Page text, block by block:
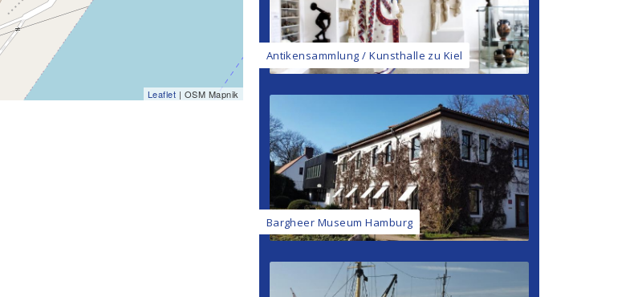
Leaflet | OSM Mapnik
Antikensammlung / Kunsthalle zu Kiel
Bargheer Museum Hamburg